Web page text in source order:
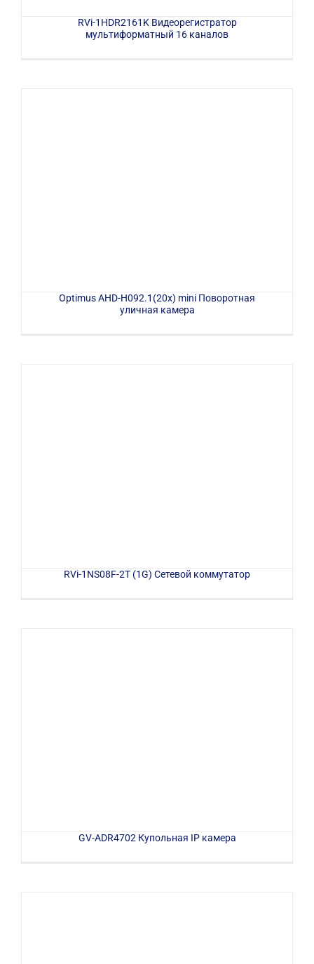
RVi-1HDR2161K Видеорегистратор
мультиформатный 16 каналов
Optimus AHD-H092.1(20x) mini Поворотная
уличная камера
RVi-1NS08F-2T (1G) Сетевой коммутатор
GV-ADR4702 Купольная IP камера